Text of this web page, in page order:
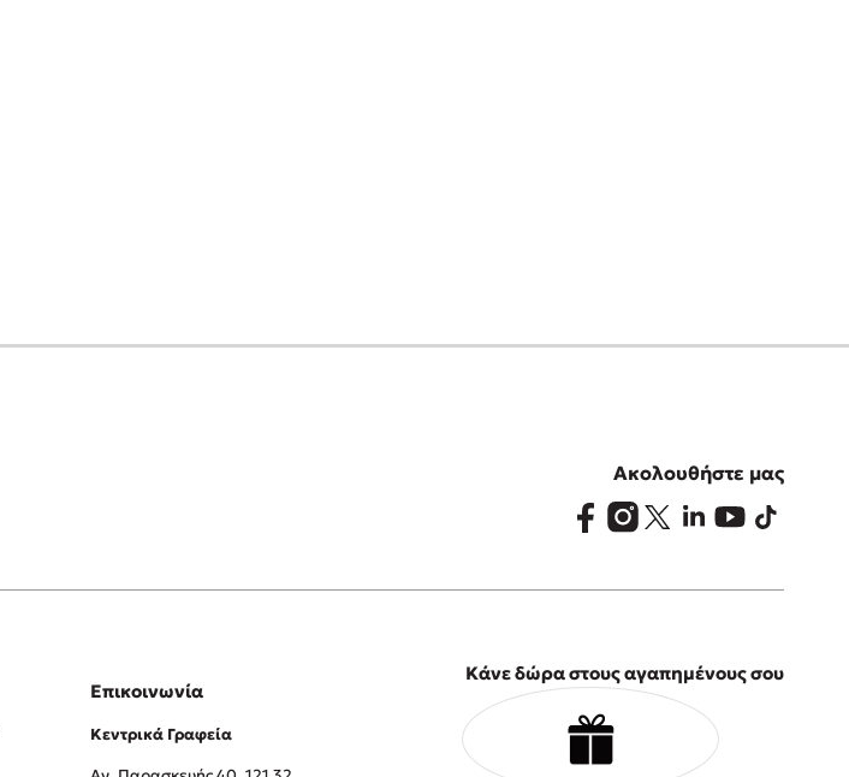
Ακολουθήστε μας
Επικοινωνία
Κεντρικά Γραφεία
Κάνε δώρα στους αγαπημένους σου